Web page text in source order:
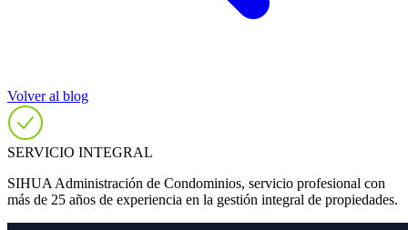
Volver al blog
SERVICIO INTEGRAL
SIHUA Administración de Condominios, servicio profesional con
más de 25 años de experiencia en la gestión integral de propiedades.